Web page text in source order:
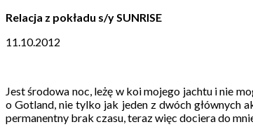
Relacja z pokładu s/y SUNRISE
11.10.2012
Jest środowa noc, leżę w koi mojego jachtu i nie
o Gotland, nie tylko jak jeden z dwóch głównych
permanentny brak czasu, teraz więc dociera do